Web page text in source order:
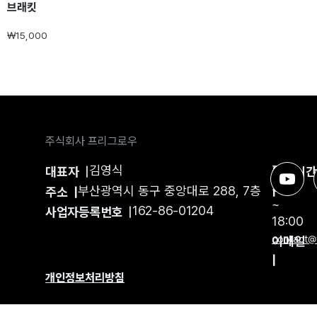
브래킷
₩15,000
주식회사 프리그로우
대표자
김영식
주소 |부산광역시 동구 중앙대로 288, 7층
사업자등록번호
162-86-01204
운영시
|
평일
9:00
~
18:00
이메일
|
개인정보처리방침